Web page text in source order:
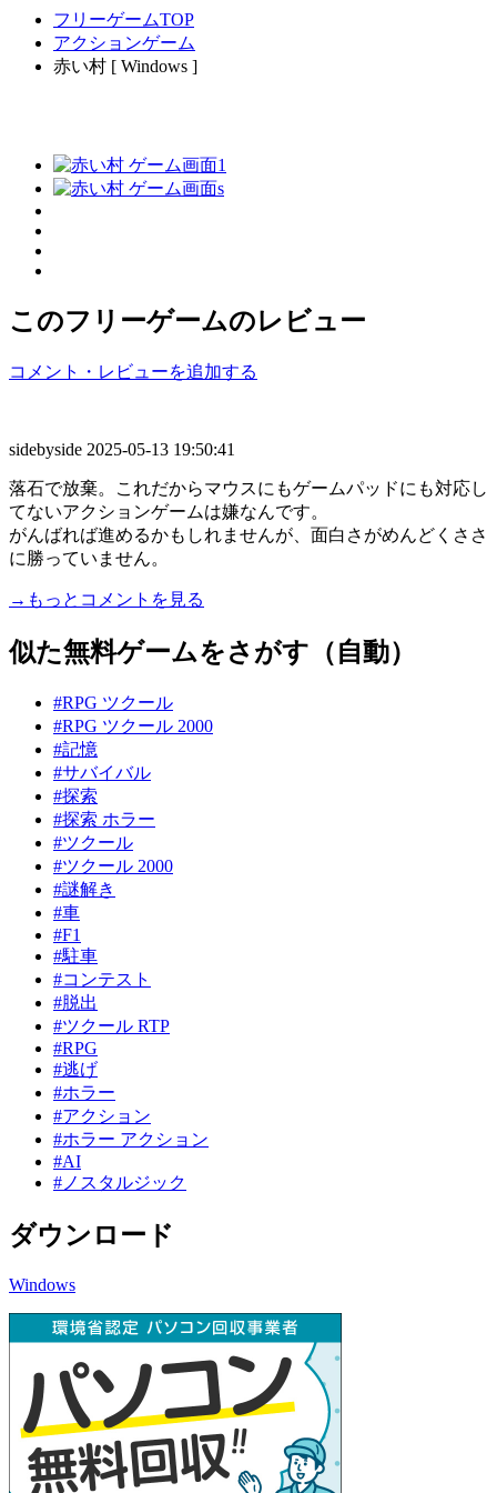
フリーゲームTOP
アクションゲーム
赤い村 [ Windows ]
このフリーゲームのレビュー
コメント・レビューを追加する
sidebyside 2025-05-13 19:50:41
落石で放棄。これだからマウスにもゲームパッドにも対応し
てないアクションゲームは嫌なんです。
がんばれば進めるかもしれませんが、面白さがめんどくささ
に勝っていません。
→もっとコメントを見る
似た無料ゲームをさがす（自動）
#RPG ツクール
#RPG ツクール 2000
#記憶
#サバイバル
#探索
#探索 ホラー
#ツクール
#ツクール 2000
#謎解き
#車
#F1
#駐車
#コンテスト
#脱出
#ツクール RTP
#RPG
#逃げ
#ホラー
#アクション
#ホラー アクション
#AI
#ノスタルジック
ダウンロード
Windows